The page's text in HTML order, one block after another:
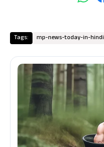
Tags: mp-news-today-in-hindi